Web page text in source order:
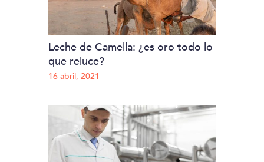
Leche de Camella: ¿es oro todo lo
que reluce?
16 abril, 2021